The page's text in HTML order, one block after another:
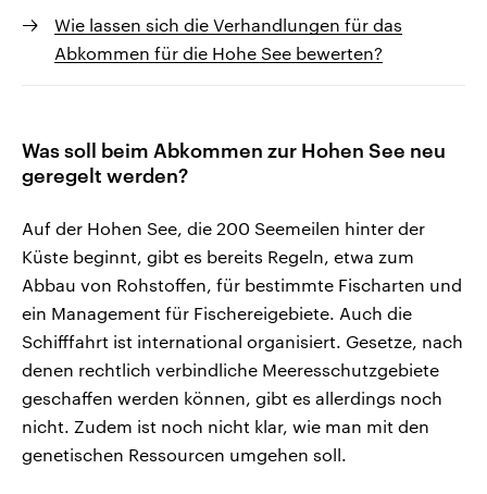
Wie lassen sich die Verhandlungen für das
Abkommen für die Hohe See bewerten?
Was soll beim Abkommen zur Hohen See neu
geregelt werden?
Auf der Hohen See, die 200 Seemeilen hinter der
Küste beginnt, gibt es bereits Regeln, etwa zum
Abbau von Rohstoffen, für bestimmte Fischarten und
ein Management für Fischereigebiete. Auch die
Schifffahrt ist international organisiert. Gesetze, nach
denen rechtlich verbindliche Meeresschutzgebiete
geschaffen werden können, gibt es allerdings noch
nicht. Zudem ist noch nicht klar, wie man mit den
genetischen Ressourcen umgehen soll.